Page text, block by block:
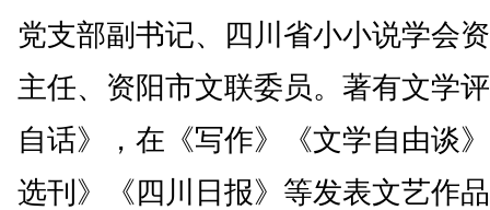
党支部副书记、四川省小小说学会
主任、资阳市文联委员。著有文学
自话》，在《写作》《文学自由谈
选刊》《四川日报》等发表文艺作